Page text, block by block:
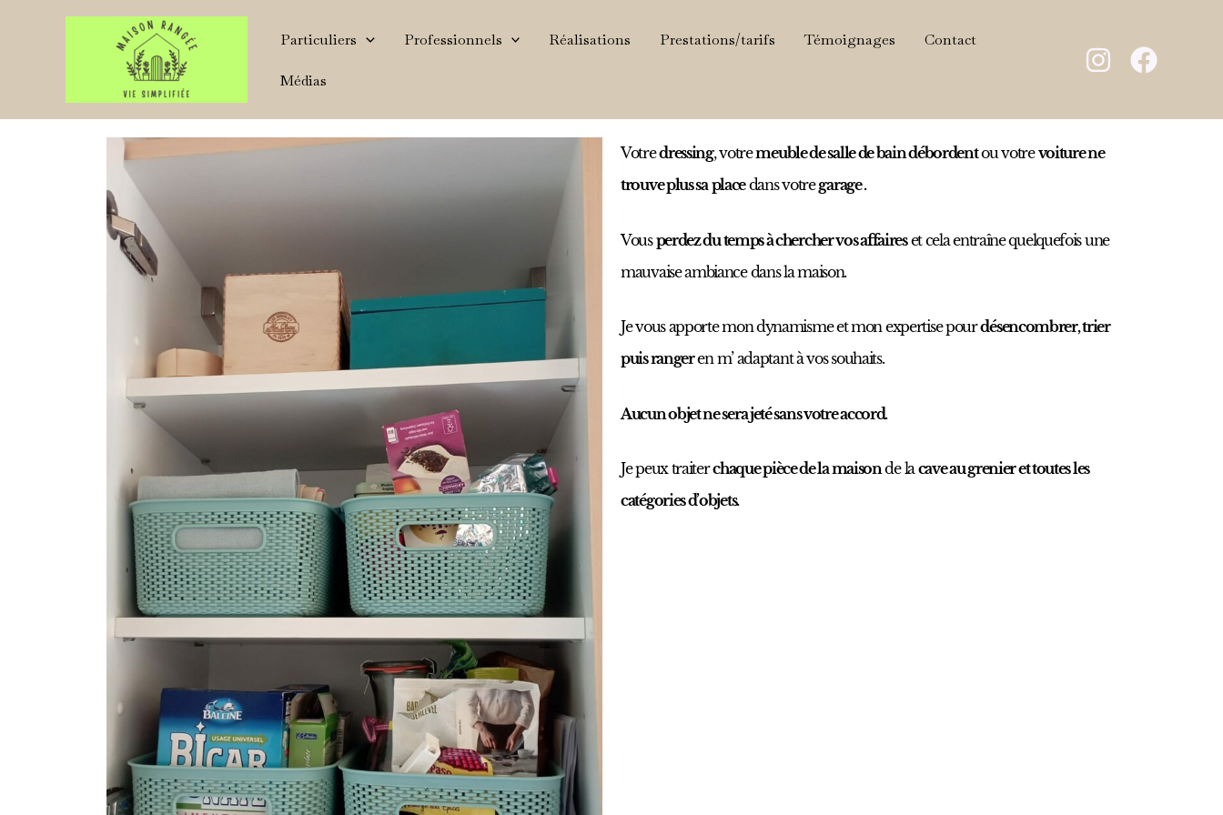
Particuliers Professionnels Réalisations Prestations/tarifs Témoignages Contact
Médias
Votredressing, votremeuble de salle de bain débordentou votrevoiture ne
trouve plus sa placedans votregarage .
Vousperdez du temps à chercher vos affaireset cela entraîne quelquefois une
mauvaise ambiance dans la maison.
Je vous apporte mon dynamisme et mon expertise pourdésencombrer, trier
puis rangeren m’ adaptant à vos souhaits.
Aucun objet ne sera jeté sans votre accord.
Je peux traiterchaque pièce de la maisonde lacave au grenier et toutes les
catégories d’objets.